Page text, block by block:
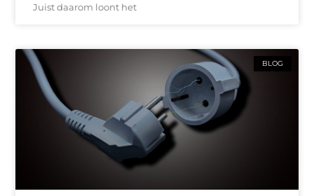
Juist daarom loont het
BLOG